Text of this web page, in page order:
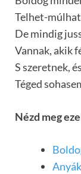
Telhet-múlhat
De mindig
Vannak, akik
S szeretnek,
Téged
Nézd meg